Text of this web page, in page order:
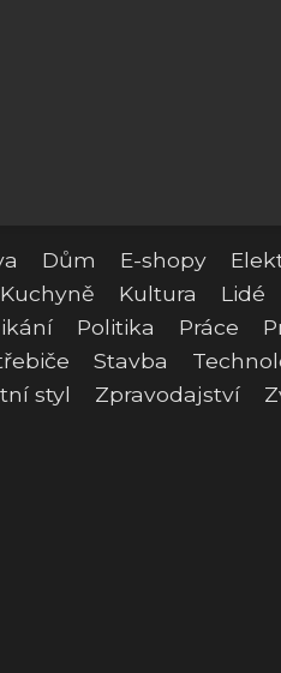
Dům E-shopy
Kuchyně Kultura Lidé
Politika Práce
Stavba
styl Zpravodajství